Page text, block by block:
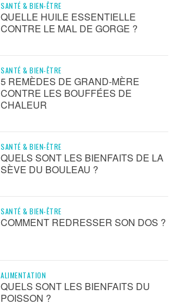
SANTÉ & BIEN-ÊTRE
QUELLE HUILE ESSENTIELLE
CONTRE LE MAL DE GORGE ?
SANTÉ & BIEN-ÊTRE
5 REMÈDES DE GRAND-MÈRE
CONTRE LES BOUFFÉES DE
CHALEUR
SANTÉ & BIEN-ÊTRE
QUELS SONT LES BIENFAITS DE LA
SÈVE DU BOULEAU ?
SANTÉ & BIEN-ÊTRE
COMMENT REDRESSER SON DOS ?
ALIMENTATION
QUELS SONT LES BIENFAITS DU
POISSON ?